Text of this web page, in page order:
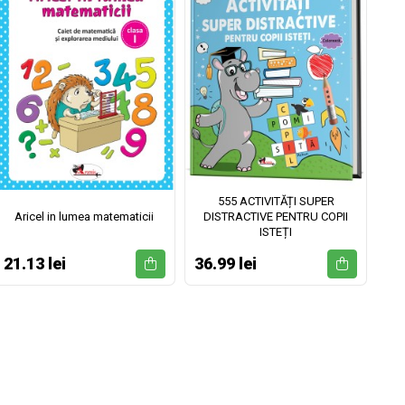
Aricel in lumea matematicii
21.13 lei
555 ACTIVITĂȚI SUPER
DISTRACTIVE PENTRU COPII
ISTEȚI
36.99 lei